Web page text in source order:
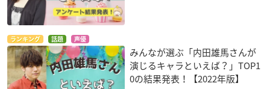
ランキング 話題 声優
みんなが選ぶ「内田雄馬さんが
演じるキャラといえば？」TOP1
0の結果発表！【2022年版】